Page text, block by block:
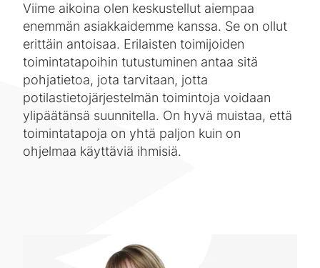
Viime aikoina olen keskustellut aiempaa
enemmän asiakkaidemme kanssa. Se on ollut
erittäin antoisaa. Erilaisten toimijoiden
toimintatapoihin tutustuminen antaa sitä
pohjatietoa, jota tarvitaan, jotta
potilastietojärjestelmän toimintoja voidaan
ylipäätänsä suunnitella. On hyvä muistaa, että
toimintatapoja on yhtä paljon kuin on
ohjelmaa käyttäviä ihmisiä.